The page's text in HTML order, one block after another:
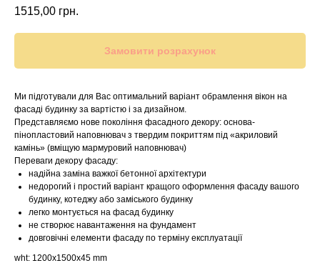
1515,00 грн.
Замовити розрахунок
Ми підготували для Вас оптимальний варіант обрамлення вікон на
фасаді будинку за вартістю і за дизайном.
Представляємо нове покоління фасадного декору: основа-
пінопластовий наповнювач з твердим покриттям під «акриловий
камінь» (вміщую мармуровий наповнювач)
Переваги декору фасаду:
надійна заміна важкої бетонної архітектури
недорогий і простий варіант кращого оформлення фасаду вашого
будинку, котеджу або заміського будинку
легко монтується на фасад будинку
не створює навантаження на фундамент
довговічні елементи фасаду по терміну експлуатації
wht: 1200x1500x45 mm